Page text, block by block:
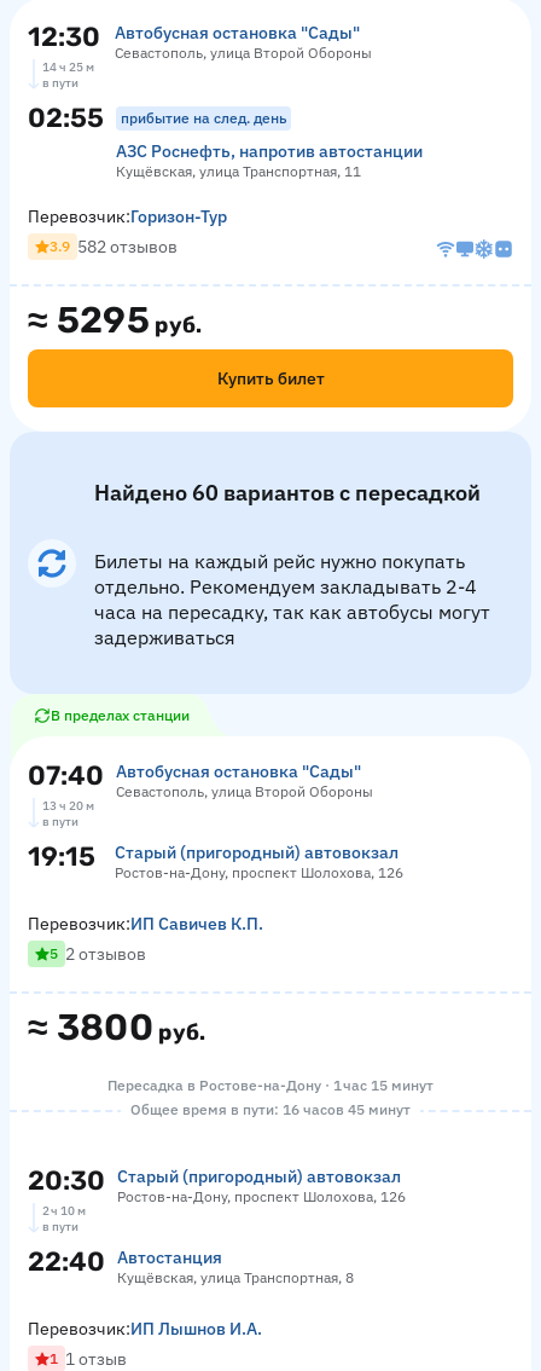
12:30 Автобусная остановка "Сады"
Севастополь, улица Второй Обороны
14 ч 25 м
в пути
02:55 прибытие на след. день
АЗС Роснефть, напротив автостанции
Кущёвская, улица Транспортная, 11
≈ 5295 руб.
Купить билет
Перевозчик:Горизон-Тур
3.9 582 отзывов
Найдено 60 вариантов с пересадкой
Билеты на каждый рейс нужно покупать
отдельно. Рекомендуем закладывать 2-4
часа на пересадку, так как автобусы могут
задерживаться
В пределах станции
07:40 Автобусная остановка "Сады"
Севастополь, улица Второй Обороны
13 ч 20 м
в пути
19:15 Старый (пригородный) автовокзал
Ростов-на-Дону, проспект Шолохова, 126
≈ 3800 руб.
Перевозчик:ИП Савичев К.П.
5 2 отзывов
Пересадка в Ростове-на-Дону · 1 час 15 минут
Общее время в пути: 16 часов 45 минут
20:30 Старый (пригородный) автовокзал
Ростов-на-Дону, проспект Шолохова, 126
2 ч 10 м
в пути
22:40 Автостанция
Кущёвская, улица Транспортная, 8
Перевозчик:ИП Лышнов И.А.
1 1 отзыв